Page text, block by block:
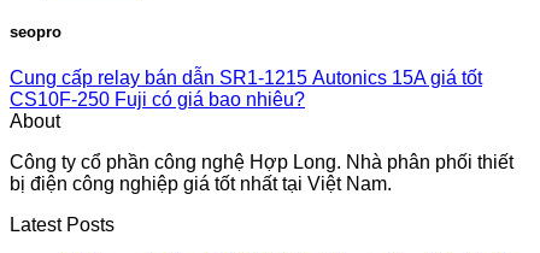
seopro
Cung cấp relay bán dẫn SR1-1215 Autonics 15A giá tốt
CS10F-250 Fuji có giá bao nhiêu?
About
Công ty cổ phần công nghệ Hợp Long. Nhà phân phối thiết
bị điện công nghiệp giá tốt nhất tại Việt Nam.
Latest Posts